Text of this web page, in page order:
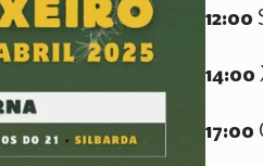
12:00
14:00
17:00